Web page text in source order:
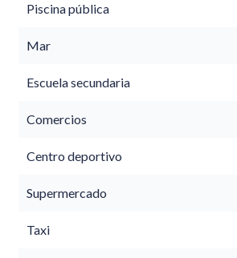
Piscina pública
Mar
Escuela secundaria
Comercios
Centro deportivo
Supermercado
Taxi